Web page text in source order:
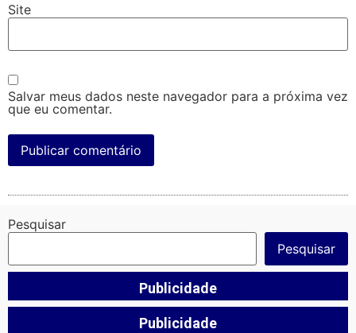
Site
Salvar meus dados neste navegador para a próxima vez
que eu comentar.
Pesquisar
Pesquisar
Publicidade
Publicidade